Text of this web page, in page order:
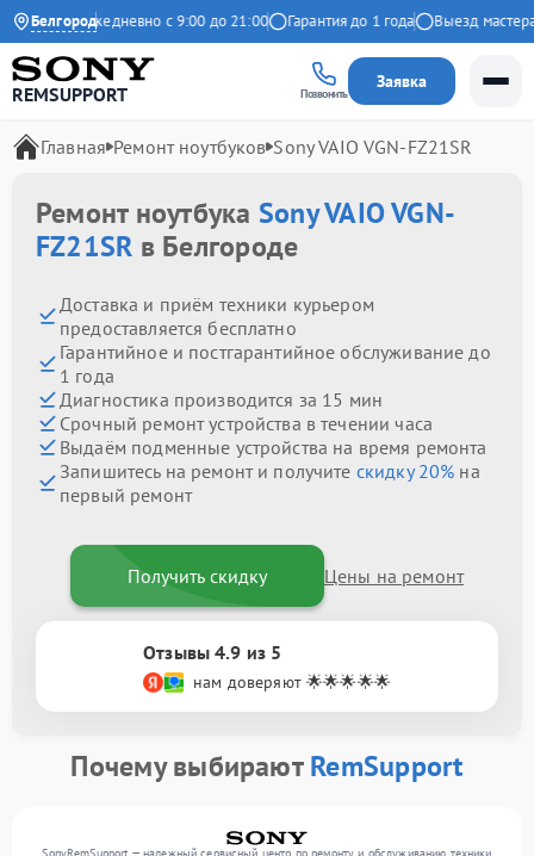
Белгород
Ежедневно с 9:00 до 21:00 Гарантия до 1 года Выезд мастера
REMSUPPORT Позвонить
Заявка
Главная Ремонт ноутбуков Sony VAIO VGN-FZ21SR
Ремонт ноутбука Sony VAIO VGN-
FZ21SR в Белгороде
Доставка и приём техники курьером
предоставляется бесплатно
Гарантийное и постгарантийное обслуживание до
1 года
Диагностика производится за 15 мин
Срочный ремонт устройства в течении часа
Выдаём подменные устройства на время ремонта
Запишитесь на ремонт и получите скидку 20% на
первый ремонт
Получить скидку Цены на ремонт
Отзывы 4.9 из 5
нам доверяют 🌟🌟🌟🌟🌟
Почему выбираютRemSupport